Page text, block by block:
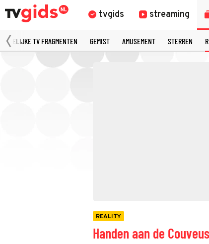
tvgids streaming
TV FRAGMENTEN GEMIST AMUSEMENT STERREN
REALITY
Handen aan de